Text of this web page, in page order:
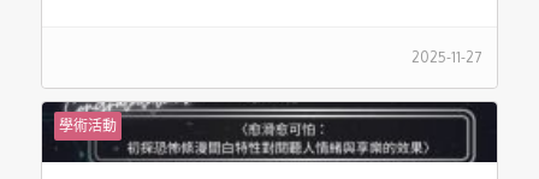
2025-11-27
學術活動